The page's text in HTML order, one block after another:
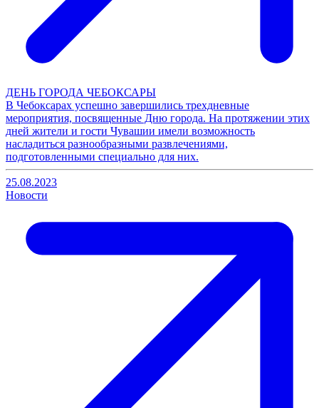
ДЕНЬ ГОРОДА ЧЕБОКСАРЫ
В Чебоксарах успешно завершились трехдневные
мероприятия, посвященные Дню города. На протяжении этих
дней жители и гости Чувашии имели возможность
насладиться разнообразными развлечениями,
подготовленными специально для них.
25.08.2023
Новости